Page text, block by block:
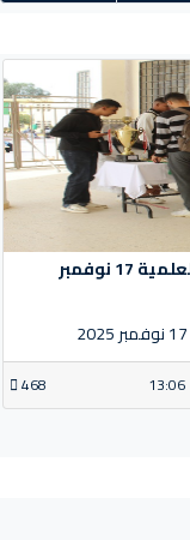
صور اليوم المفنوح على الانشطة والنوادي العلمية 17 نوفمبر
13:06
468